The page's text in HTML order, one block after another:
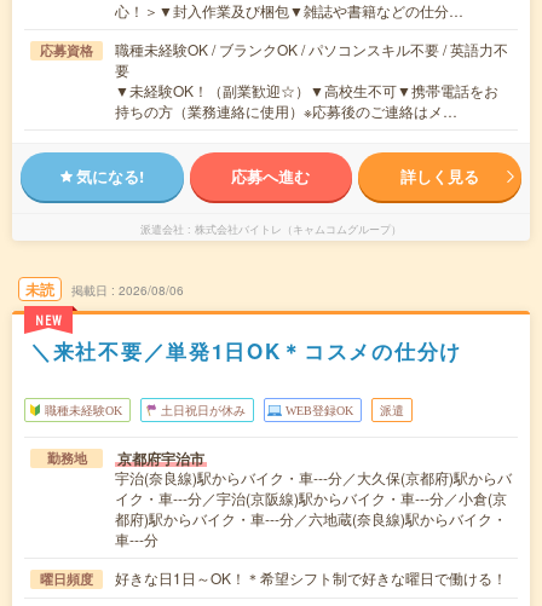
心！＞▼封入作業及び梱包▼雑誌や書籍などの仕分…
応募資格
職種未経験OK / ブランクOK / パソコンスキル不要 / 英語力不
要
▼未経験OK！（副業歓迎☆）▼高校生不可▼携帯電話をお
持ちの方（業務連絡に使用）※応募後のご連絡はメ…
気になる! 応募へ進む 詳しく見る
派遣会社 株式会社バイトレ（キャムコムグループ）
未読
NEW
掲載日 2026/08/06
＼来社不要／単発1日OK＊コスメの仕分け
職種未経験OK 土日祝日が休み WEB登録OK 派遣
勤務地 京都府宇治市
宇治(奈良線)駅からバイク・車---分／大久保(京都府)駅からバ
イク・車---分／宇治(京阪線)駅からバイク・車---分／小倉(京
都府)駅からバイク・車---分／六地蔵(奈良線)駅からバイク・
車---分
曜日頻度 好きな日1日～OK！＊希望シフト制で好きな曜日で働ける！